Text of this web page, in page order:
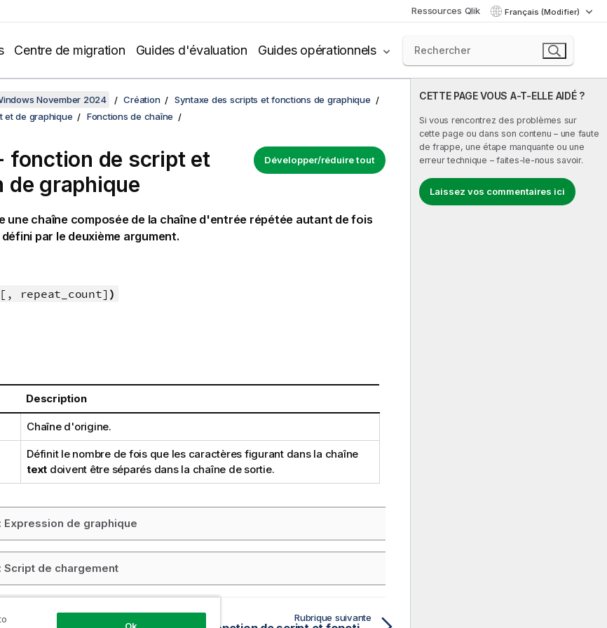
Ressources Qlik Français (Modifier)
Centre de migration Guides d'évaluation Guides opérationnels
CETTE PAGE VOUS A-T-ELLE AIDÉ ?
Si vous rencontrez des problèmes sur
cette page ou dans son contenu – une faute
de frappe, une étape manquante ou une
erreur technique – faites-le-nous savoir.
Laissez vos commentaires ici
November 2024 Création
Syntaxe des scripts et fonctions de graphique
et de graphique
Fonctions de chaîne
Développer/réduire tout
fonction de script et
de graphique
une chaîne composée de la chaîne d'entrée répétée autant de fois
par le deuxième argument.
repeat_count] )
Description
Chaîne d'origine.
Définit le nombre de fois que les caractères figurant dans la chaîne
text doivent être séparés dans la chaîne de sortie.
Expression de graphique
Script de chargement
Rubrique suivante